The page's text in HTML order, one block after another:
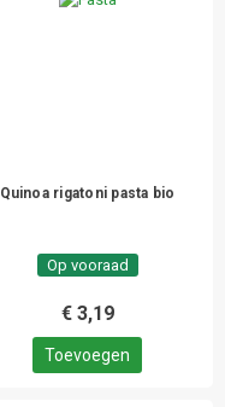
Quinoa rigatoni pasta bio
Op vooraad
€ 3,19
Toevoegen